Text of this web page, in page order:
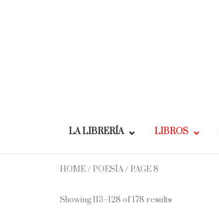
LA LIBRERÍA LIBROS
HOME/ POESÍA/ PAGE 8
Showing 113–128 of 178 results